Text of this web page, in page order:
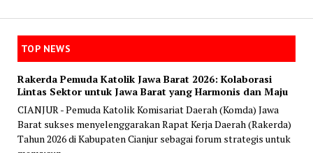
TOP NEWS
Rakerda Pemuda Katolik Jawa Barat 2026: Kolaborasi
Lintas Sektor untuk Jawa Barat yang Harmonis dan Maju
CIANJUR - Pemuda Katolik Komisariat Daerah (Komda) Jawa
Barat sukses menyelenggarakan Rapat Kerja Daerah (Rakerda)
Tahun 2026 di Kabupaten Cianjur sebagai forum strategis untuk